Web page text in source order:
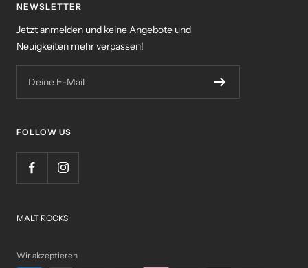
NEWSLETTER
Jetzt anmelden und keine Angebote und
Neuigkeiten mehr verpassen!
Deine E-Mail
FOLLOW US
MALT ROCKS
Wir akzeptieren